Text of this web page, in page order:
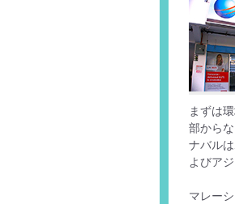
まずは
部からな
ナバル
よびア
マレー